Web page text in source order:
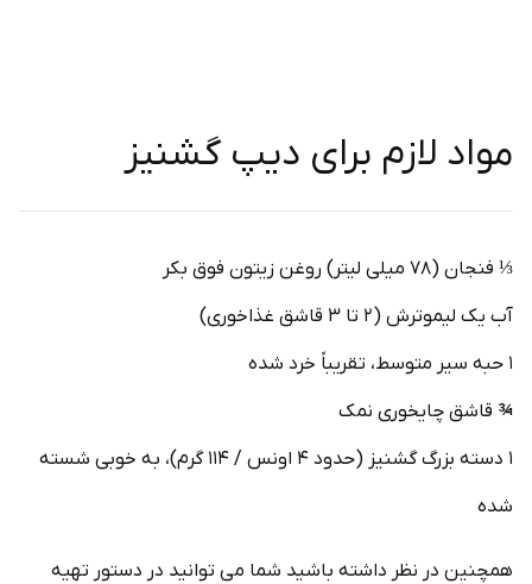
مواد لازم برای دیپ گشنیز
⅓ فنجان (۷۸ میلی لیتر) روغن زیتون فوق بکر
آب یک لیموترش (۲ تا ۳ قاشق غذاخوری)
۱ حبه سیر متوسط، تقریباً خرد شده
¾ قاشق چایخوری نمک
۱ دسته بزرگ گشنیز (حدود ۴ اونس / ۱۱۴ گرم)، به خوبی شسته
شده
همچنین در نظر داشته باشید شما می توانید در دستور تهیه